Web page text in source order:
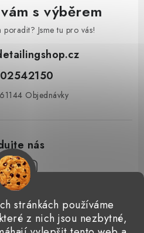
stránkách používáme
z nich jsou nezbytné,
s výběrem
Jsme tu pro vás!
Objednávky